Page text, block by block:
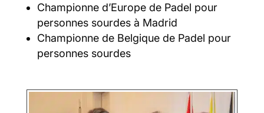
Championne d’Europe de Padel pour
personnes sourdes à Madrid
Championne de Belgique de Padel pour
personnes sourdes